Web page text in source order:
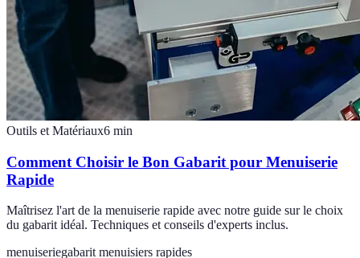
Outils et Matériaux6 min
Comment Choisir le Bon Gabarit pour Menuiserie
Rapide
Maîtrisez l'art de la menuiserie rapide avec notre guide sur le choix
du gabarit idéal. Techniques et conseils d'experts inclus.
menuiseriegabarit menuisiers rapides